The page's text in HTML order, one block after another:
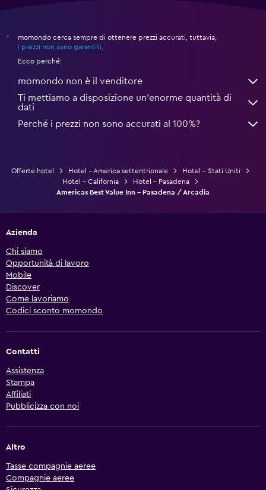
*
momondo cerca sempre di ottenere prezzi accurati, tuttavia,
i prezzi non sono garantiti
Ecco perché:
momondo non è il venditore
Ti mettiamo a disposizione un’enorme quantità di
dati
Perché i prezzi non sono accurati al 100%?
Offerte hotel Hotel - America settentrionale
Hotel - Stati Uniti
Hotel - California
Hotel - Pasadena
Americas Best Value Inn - Pasadena / Arcadia
Azienda
Chi siamo
Opportunità di lavoro
Mobile
Discover
Come lavoriamo
Codici sconto momondo
Contatti
Assistenza
Stampa
Affiliati
Pubblicizza con noi
Altro
Tasse compagnie aeree
Compagnie aeree